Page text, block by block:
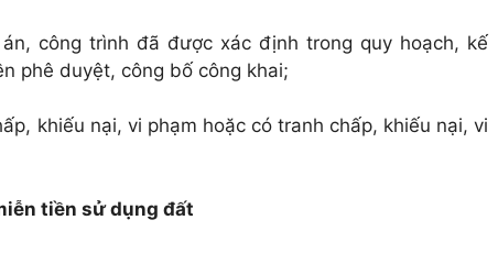
công trình đã được xác định trong quy hoạch, kế
phê duyệt, công bố công khai;
khiếu nại, vi phạm hoặc có tranh chấp, khiếu nại, vi
tiền sử dụng đất